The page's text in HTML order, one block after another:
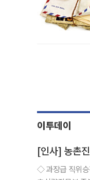
이투데이
[인사] 농촌
◇ 과장급 직위